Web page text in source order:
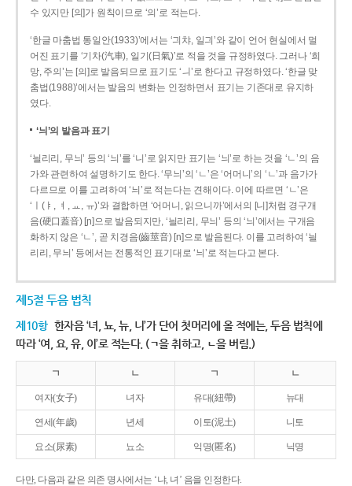
수 있지만 [의]가 원칙이므로 ‘의’로 적는다.
‘한글 마춤법 통일안(1933)’에서는 ‘긔챠, 일긔’와 같이 언어 현실에서 멀
어진 표기를 ‘기차(汽車), 일기(日氣)’로 적을 것을 규정하였다. 그러나 ‘희
망, 주의’는 [의]로 발음되므로 표기도 ‘ㅢ’로 한다고 규정하였다. ‘한글 맞
춤법(1988)’에서는 발음의 변화는 인정하면서 표기는 기존대로 유지하
였다.
‘늬’의 발음과 표기
‘늴리리, 무늬’ 등의 ‘늬’를 ‘니’로 읽지만 표기는 ‘늬’로 하는 것을 ‘ㄴ’의 음
가와 관련하여 설명하기도 한다. ‘무늬’의 ‘ㄴ’은 ‘어머니’의 ‘ㄴ’과 음가가
다르므로 이를 고려하여 ‘늬’로 적는다는 견해이다. 이에 따르면 ‘ㄴ’은
‘ㅣ(ㅑ, ㅕ, ㅛ, ㅠ)’와 결합하면 ‘어머니, 읽으니까’에서의 [니]처럼 경구개
음(硬口蓋音) [ɲ]으로 발음되지만, ‘늴리리, 무늬’ 등의 ‘늬’에서는 구개음
화하지 않은 ‘ㄴ’, 곧 치경음(齒莖音) [n]으로 발음된다. 이를 고려하여 ‘늴
리리, 무늬’ 등에서는 전통적인 표기대로 ‘늬’로 적는다고 본다.
제5절 두음 법칙
제10항 한자음 ‘녀, 뇨, 뉴, 니’가 단어 첫머리에 올 적에는, 두음 법칙에
따라 ‘여, 요, 유, 이’로 적는다. (ㄱ을 취하고, ㄴ을 버림.)
ㄱ ㄴ ㄱ ㄴ
여자(女子) 녀자 유대(紐帶) 뉴대
연세(年歲) 년세 이토(泥土) 니토
요소(尿素) 뇨소 익명(匿名) 닉명
다만, 다음과 같은 의존 명사에서는 ‘냐, 녀’ 음을 인정한다.